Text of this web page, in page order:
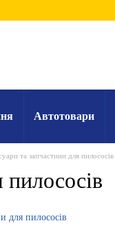
Автотовари
та запчастини для пилососів
пилососів
для пилососів